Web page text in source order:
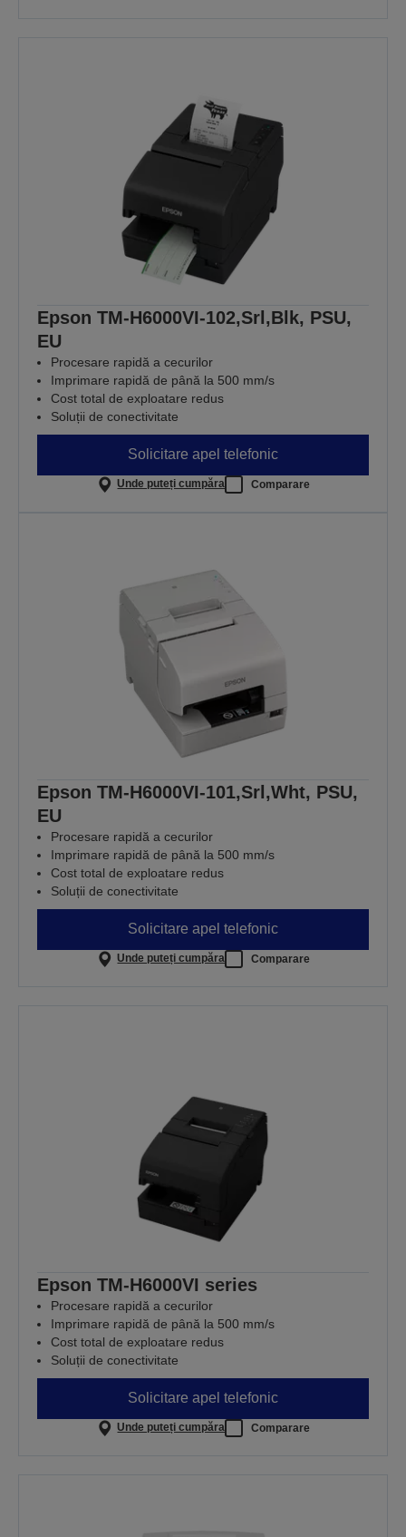
Epson TM-H6000VI-102,Srl,Blk, PSU,
EU
Procesare rapidă a cecurilor
Imprimare rapidă de până la 500 mm/s
Cost total de exploatare redus
Soluții de conectivitate
Solicitare apel telefonic
Unde puteți cumpăra Comparare
Epson TM-H6000VI-101,Srl,Wht, PSU,
EU
Procesare rapidă a cecurilor
Imprimare rapidă de până la 500 mm/s
Cost total de exploatare redus
Soluții de conectivitate
Solicitare apel telefonic
Unde puteți cumpăra Comparare
Epson TM-H6000VI series
Procesare rapidă a cecurilor
Imprimare rapidă de până la 500 mm/s
Cost total de exploatare redus
Soluții de conectivitate
Solicitare apel telefonic
Unde puteți cumpăra Comparare